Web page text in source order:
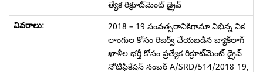
త్యేక రిక్రూట్‌మెంట్ డ్రైవ్
2018 – 19 సంవత్సరానికిగానూ విభిన్న విక
లాంగుల కోసం రిజర్వ్ చేయబడిన బ్యాక్‌లాగ్
ఖాళీల భర్తీ కోసం ప్రత్యేక రిక్రూట్‌మెంట్ డ్రైవ్
నోటిఫికేషన్ నంబర్ A/SRD/514/2018-19,